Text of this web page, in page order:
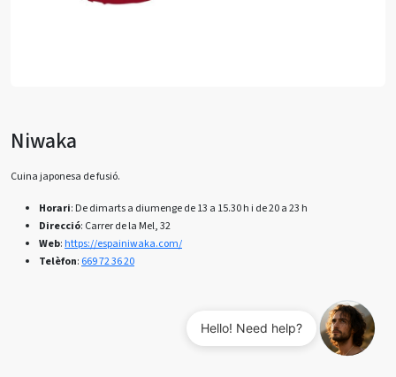
Niwaka
Cuina japonesa de fusió.
Horari: De dimarts a diumenge de 13 a 15.30 h i de 20 a 23 h
Direcció: Carrer de la Mel, 32
Web: https://espainiwaka.com/
Telèfon: 669 72 36 20
Hello! Need help?